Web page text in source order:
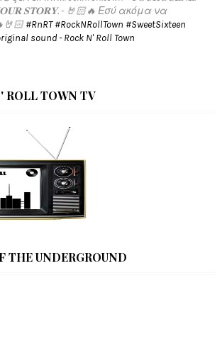
𝐒𝐓𝐎𝐑𝐘. - 🤘🏻🔥 Εσύ ακόμα να
#RnRT #RockNRollTown #SweetSixteen
sound - Rock N' Roll Town
ROLL TOWN TV
THE UNDERGROUND